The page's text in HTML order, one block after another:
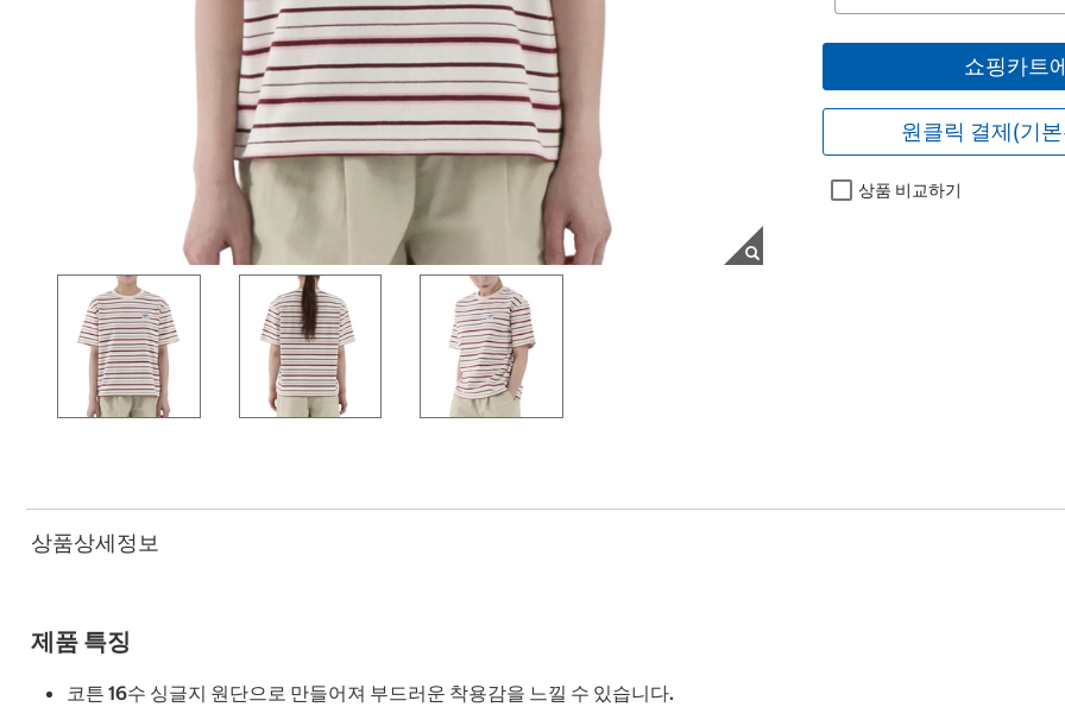
쇼핑카트
원클릭 결제(기
상품 비교하기
상품상세정보
제품 특징
코튼 16수 싱글지 원단으로 만들어져 부드러운 착용감을 느낄 수 있습니다.